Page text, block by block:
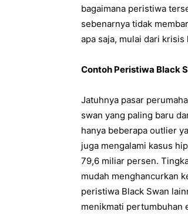
bagaimana peristiwa
sebenarnya tidak
apa saja, mulai dari
Contoh Peristiwa Black
Jatuhnya pasar
swan yang paling baru
hanya beberapa outlier
juga mengalami kasus
79,6 miliar persen.
mudah menghancurkan
peristiwa Black Swan
menikmati pertumbuhan